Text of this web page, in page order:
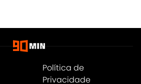
Política de
Privacidade